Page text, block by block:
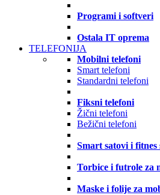
Programi i softveri
Ostala IT oprema
TELEFONIJA
Mobilni telefoni
Smart telefoni
Standardni telefoni
Fiksni telefoni
Žični telefoni
Bežični telefoni
Smart satovi i fitnes
Torbice i futrole za
Maske i folije za